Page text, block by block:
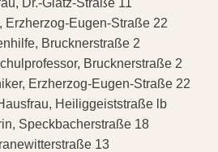
Erzherzog-Eugen-Straße 22
Brucknerstraße 2
Brucknerstraße 2
Erzherzog-Eugen-Straße 22
Heiliggeiststraße lb
Speckbacherstraße 18
13